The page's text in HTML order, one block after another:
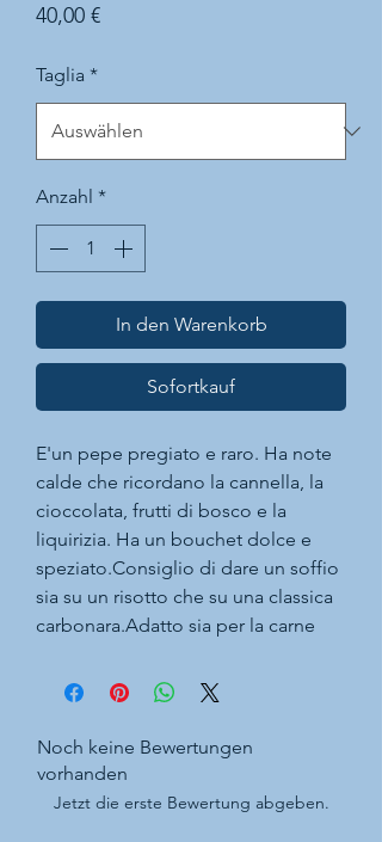
40,00 €Preis
Taglia *
Anzahl *
In den Warenkorb
Sofortkauf
E'un pepe pregiato e raro. Ha note
calde che ricordano la cannella, la
cioccolata, frutti di bosco e la
liquirizia. Ha un bouchet dolce e
speziato.Consiglio di dare un soffio
sia su un risotto che su una classica
carbonara.Adatto sia per la carne
perfetto per dare ai dolci al
particolarità ed anche sulla
macedonia.
Ben abbinato al Bloody Mary
Noch keine Bewertungen
vorhanden
Jetzt die erste Bewertung abgeben.